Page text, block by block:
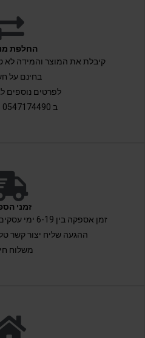
החלפת
קיבלת את המוצר והמידה לא
בחינם על
לפרטים נוספים
ב 0547174490 WhatsApp
זמני
זמן אספקה
ההגעה שליח יצור קשר
משלוח